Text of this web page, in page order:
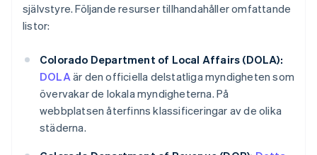
självstyre. Följande resurser tillhandahåller omfattande
listor:
Colorado Department of Local Affairs (DOLA):
DOLAär den officiella delstatliga myndigheten som
övervakar de lokala myndigheterna. På
webbplatsen återfinns klassificeringar av de olika
städerna.